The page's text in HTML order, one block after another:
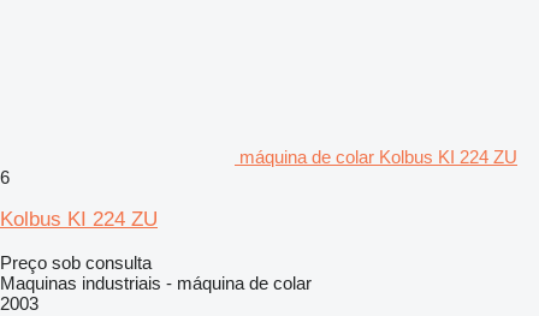
máquina de colar Kolbus KI 224 ZU
6
Kolbus KI 224 ZU
Preço sob consulta
Maquinas industriais - máquina de colar
2003